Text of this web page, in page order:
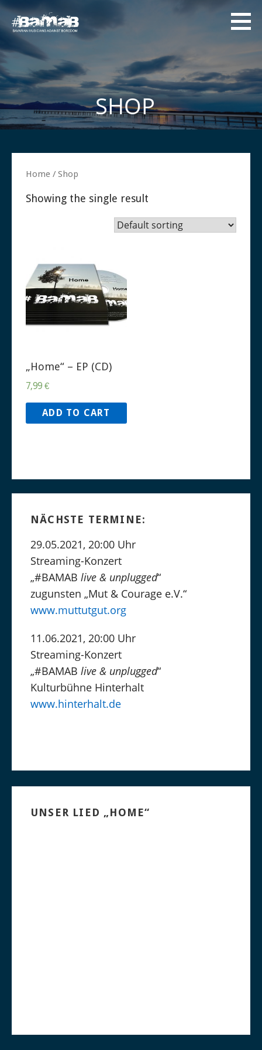
Zum
Inhalt
springen
#BAMAB
Bavarian Musicians
Against Boredom
SHOP
Home / Shop
Showing the single result
„Home“ – EP (CD)
7,99 €
ADD TO CART
NÄCHSTE TERMINE:
29.05.2021, 20:00 Uhr
Streaming-Konzert
„#BAMAB live & unplugged“
zugunsten „Mut & Courage e.V.“
www.muttutgut.org
11.06.2021, 20:00 Uhr
Streaming-Konzert
„#BAMAB live & unplugged“
Kulturbühne Hinterhalt
www.hinterhalt.de
UNSER LIED „HOME“